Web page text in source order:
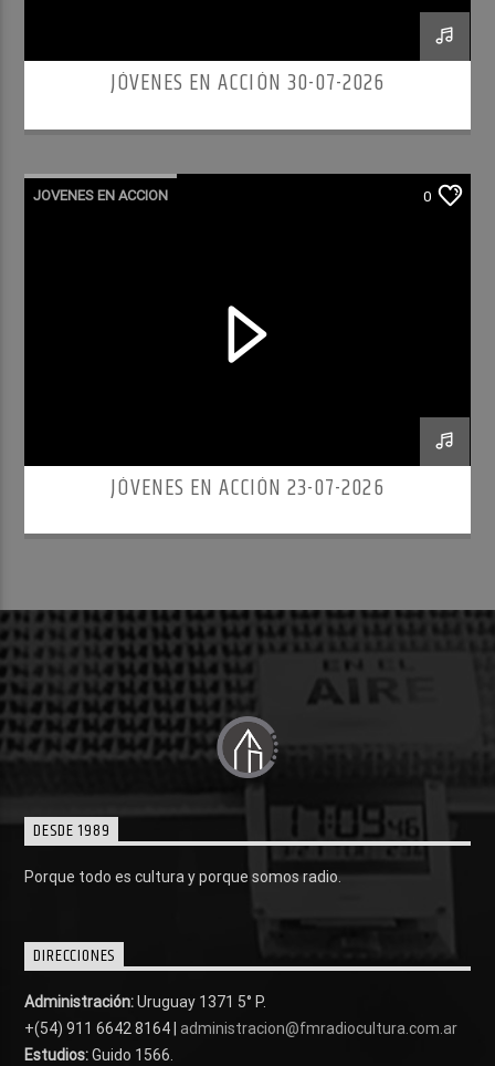
JÓVENES EN ACCIÓN 30-07-2026
JOVENES EN ACCION 0
JÓVENES EN ACCIÓN 23-07-2026
DESDE 1989
Porque todo es cultura y porque somos radio.
DIRECCIONES
Administración:Uruguay 1371 5° P.
+(54) 911 6642 8164 | administracion@fmradiocultura.com.ar
Estudios:Guido 1566.